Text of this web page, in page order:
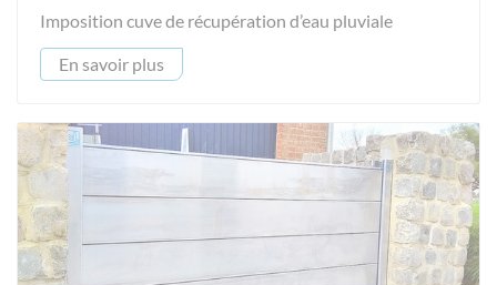
Imposition cuve de récupération d’eau pluviale
En savoir plus